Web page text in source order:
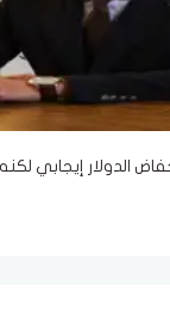
الدولار إيجابي